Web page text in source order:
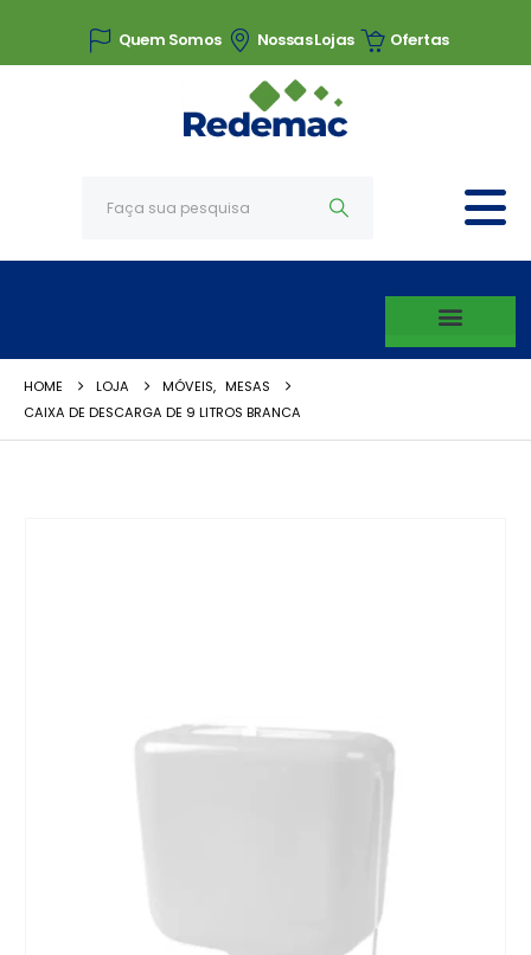
Quem Somos Nossas Lojas Ofertas
HOME LOJA MÓVEIS, MESAS
CAIXA DE DESCARGA DE 9 LITROS BRANCA